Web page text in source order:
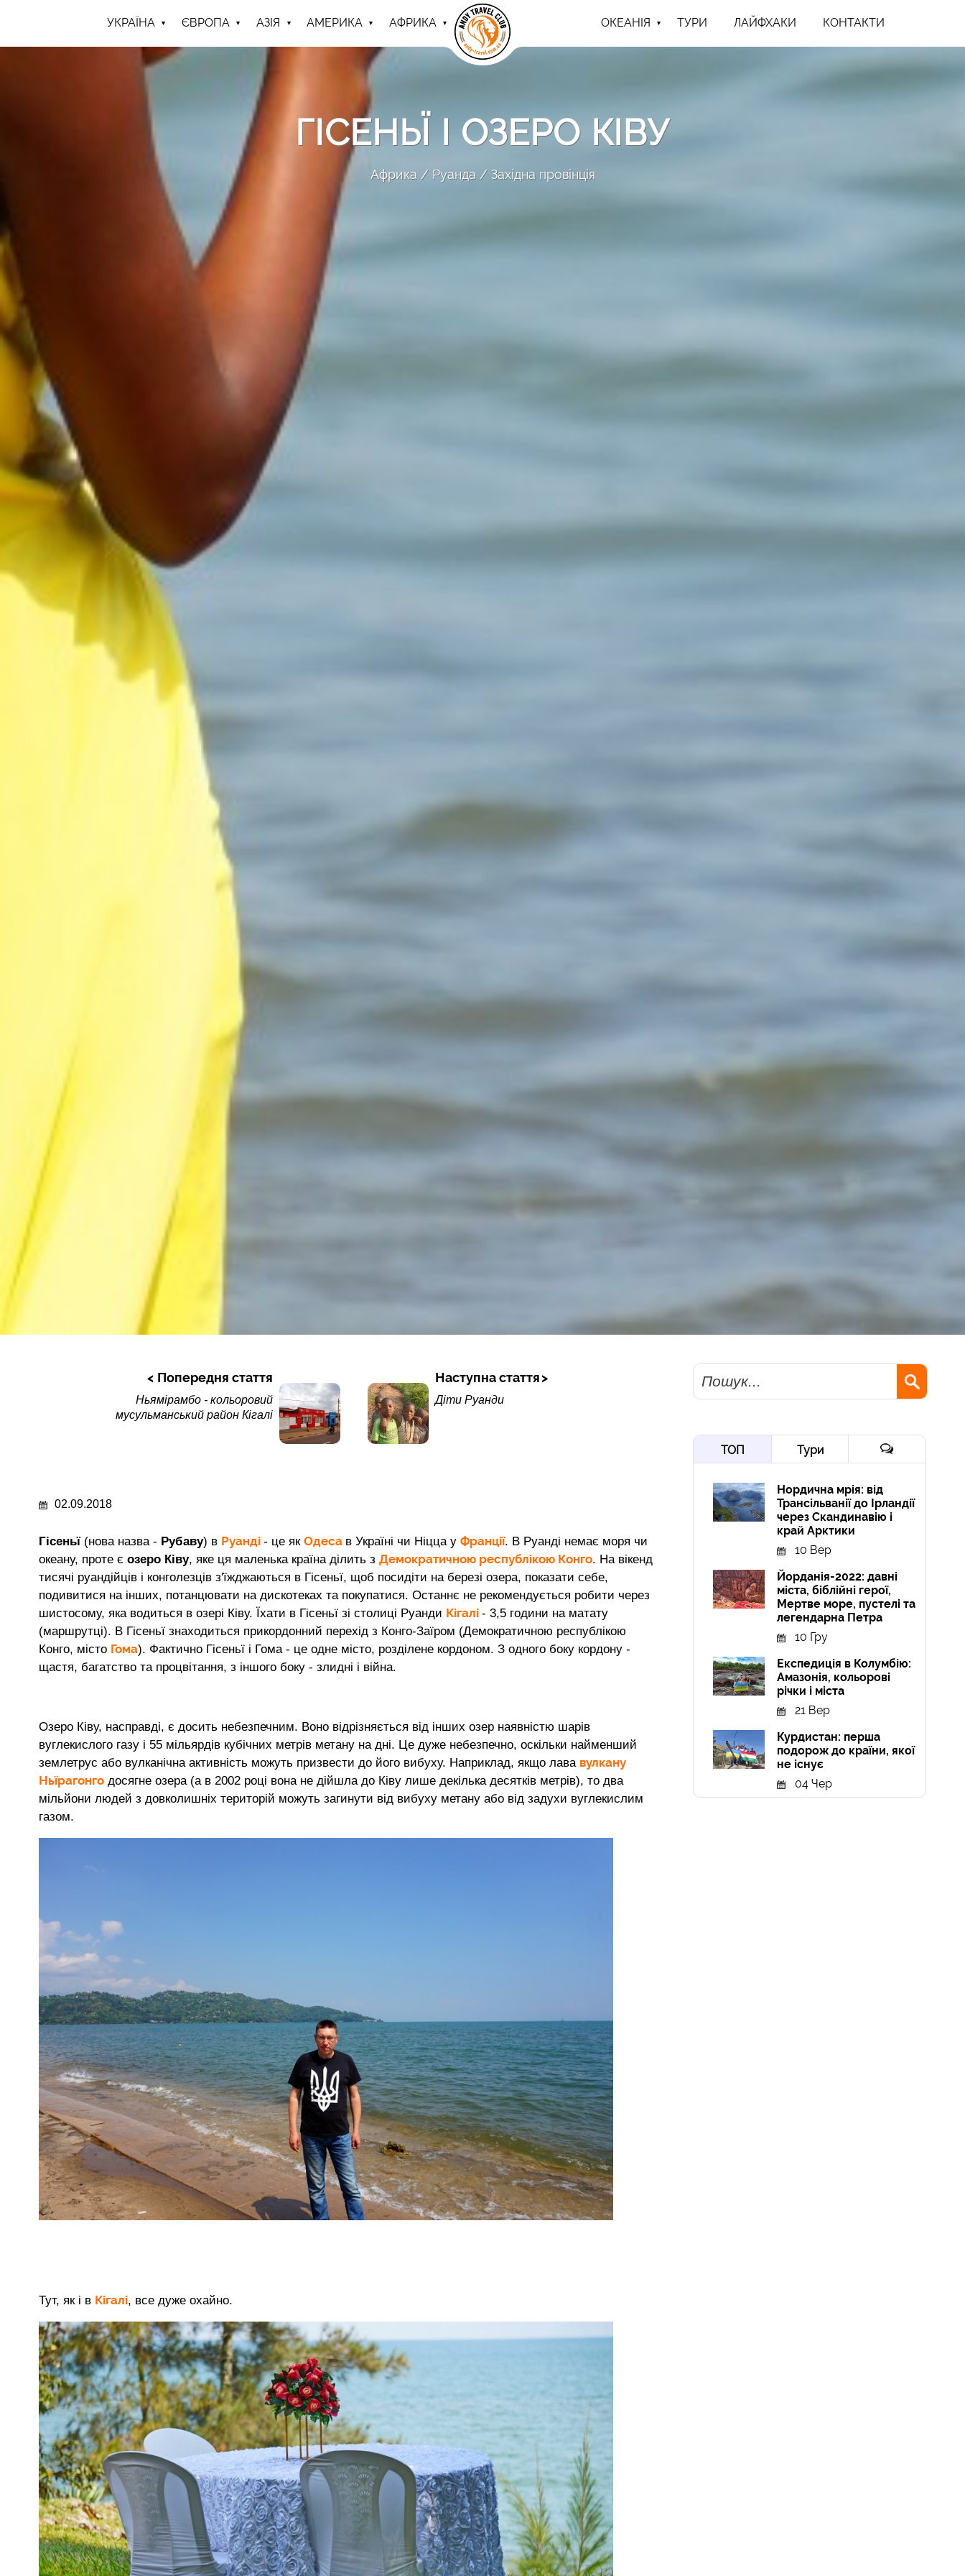
УКРАЇНА ЄВРОПА АЗІЯ АМЕРИКА АФРИКА ОКЕАНІЯ ТУРИ ЛАЙФХАКИ КОНТАКТИ
ГІСЕНЬЇ І ОЗЕРО КІВУ
Африка Руанда Західна провінція
Попередня стаття
Ньямірамбо - кольоровий
мусульманський район Кігалі
Наступна стаття
Діти Руанди
02.09.2018
Гісеньї (нова назва - Рубаву) в Руанді - це як Одеса в Україні чи Ніцца у Франції. В Руанді немає моря чи
океану, проте є озеро Ківу, яке ця маленька країна ділить з Демократичною республікою Конго. На вікенд
тисячі руандійців і конголезців з'їжджаються в Гісеньї, щоб посидіти на березі озера, показати себе,
подивитися на інших, потанцювати на дискотеках та покупатися. Останнє не рекомендується робити через
шистосому, яка водиться в озері Ківу. Їхати в Гісеньї зі столиці Руанди Кігалі - 3,5 години на матату
(маршрутці). В Гісеньї знаходиться прикордонний перехід з Конго-Заїром (Демократичною республікою
Конго, місто Гома). Фактично Гісеньї і Гома - це одне місто, розділене кордоном. З одного боку кордону -
щастя, багатство та процвітання, з іншого боку - злидні і війна.
Озеро Ківу, насправді, є досить небезпечним. Воно відрізняється від інших озер наявністю шарів
вуглекислого газу і 55 мільярдів кубічних метрів метану на дні. Це дуже небезпечно, оскільки найменший
землетрус або вулканічна активність можуть призвести до його вибуху. Наприклад, якщо лава вулкану
Ньїрагонго досягне озера (а в 2002 році вона не дійшла до Ківу лише декілька десятків метрів), то два
мільйони людей з довколишніх територій можуть загинути від вибуху метану або від задухи вуглекислим
газом.
Тут, як і в Кігалі, все дуже охайно.
Пошук
ТОП Тури
Нордична мрія: від
Трансільванії до Ірландії
через Скандинавію і
край Арктики
10 Вер
Йорданія-2022: давні
міста, біблійні герої,
Мертве море, пустелі та
легендарна Петра
10 Гру
Експедиція в Колумбію:
Амазонія, кольорові
річки і міста
21 Вер
Курдистан: перша
подорож до країни, якої
не існує
04 Чер